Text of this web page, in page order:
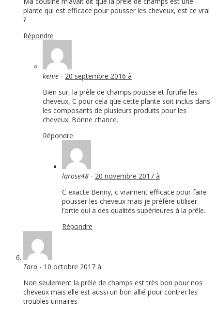
plante qui est efficace pour pousser les cheveux, est ce vrai
?
Répondre
kenie - 20 septembre 2016 à
Bien sur, la prèle de champs pousse et fortifie les
cheveux, C pour cela que cette plante soit inclus dans
les composants de plusieurs produits pour les
cheveux. Bonne chance.
Répondre
larose48 - 20 novembre 2017 à
C exacte Benny, c vraiment efficace pour faire
pousser les cheveux mais je préfère utiliser
l’ortie qui a des qualités supérieures à la prêle.
Répondre
Tara - 10 octobre 2017 à
Non seulement la prèle de champs est très bon pour nos
cheveux mais elle est aussi un bon allié pour contrer les
troubles urinaires